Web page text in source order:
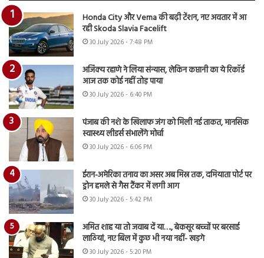
Honda City और Verna की बढ़ी टेंशन, नए अवतार में आ
रही Skoda Slavia Facelift
30 July 2026 - 7:48 PM
अजिंक्य रहाणे ने लिया संन्यास, लेकिन कप्तानी का ये रिकॉर्ड
आज तक कोई नहीं तोड़ पाया
30 July 2026 - 6:40 PM
पंजाब की नशे के खिलाफ जंग को मिली नई ताकत, मानसिक
स्वास्थ्य लीडर्स संभालेंगे मोर्चा
30 July 2026 - 6:06 PM
ईरान-अमेरिका तनाव का असर अब मिस्र तक, दमियाता पोर्ट पर
ड्रोन हमले से गैस टैंकर में लगी आग
30 July 2026 - 5:42 PM
अमित शाह या तो जवाब दें या…., बेकसूर बच्चों पर बरसाई
लाठियां, नए बिल में कुछ भी नया नहीं- खड़गे
30 July 2026 - 5:20 PM